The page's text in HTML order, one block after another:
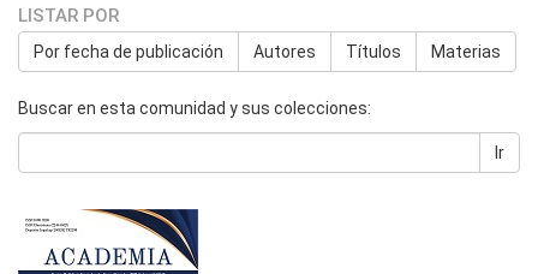
LISTAR POR
Por fecha de publicación Autores Títulos Materias
Buscar en esta comunidad y sus colecciones:
Ir